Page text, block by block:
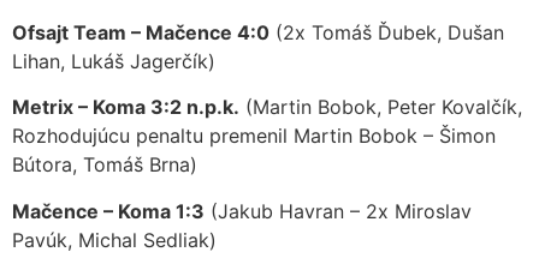
Ofsajt Team – Mačence 4:0 (2x Tomáš Ďubek, Dušan
Lihan, Lukáš Jagerčík)
Metrix – Koma 3:2 n.p.k. (Martin Bobok, Peter Kovalčík,
Rozhodujúcu penaltu premenil Martin Bobok – Šimon
Bútora, Tomáš Brna)
Mačence – Koma 1:3 (Jakub Havran – 2x Miroslav
Pavúk, Michal Sedliak)